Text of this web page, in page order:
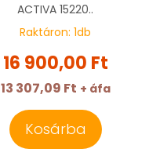
ACTIVA 15220..
Raktáron: 1db
16 900,00 Ft
13 307,09 Ft + áfa
Kosárba